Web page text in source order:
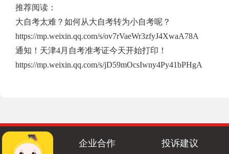
推荐阅读：
大自考太难？如何从大自考转为小自考呢？
https://mp.weixin.qq.com/s/ov7rVaeWr3zfyJ4XwaA78A
通知！天津4月自考准考证今天开始打印！
https://mp.weixin.qq.com/s/jD59mOcsIwny4Py41bPHgA
企业合作 投诉建议